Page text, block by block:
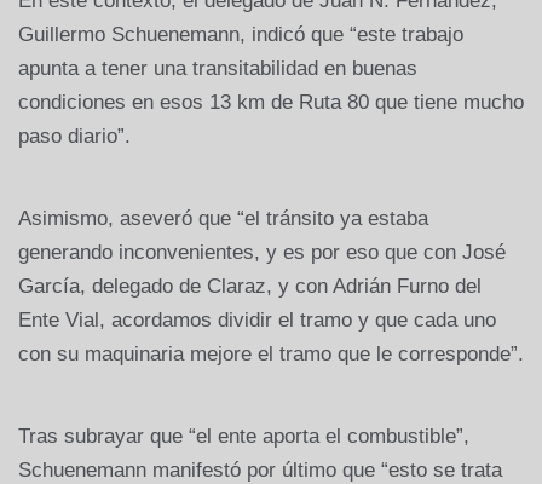
Guillermo Schuenemann, indicó que “este trabajo
apunta a tener una transitabilidad en buenas
condiciones en esos 13 km de Ruta 80 que tiene mucho
paso diario”.
Asimismo, aseveró que “el tránsito ya estaba
generando inconvenientes, y es por eso que con José
García, delegado de Claraz, y con Adrián Furno del
Ente Vial, acordamos dividir el tramo y que cada uno
con su maquinaria mejore el tramo que le corresponde”.
Tras subrayar que “el ente aporta el combustible”,
Schuenemann manifestó por último que “esto se trata